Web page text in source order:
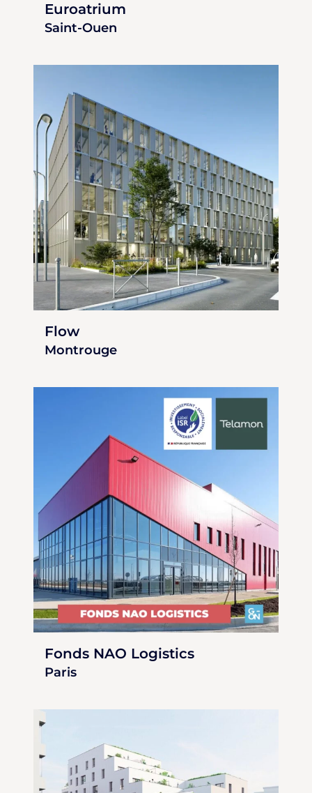
Euroatrium
Saint-Ouen
Flow
Montrouge
Fonds NAO Logistics
Paris